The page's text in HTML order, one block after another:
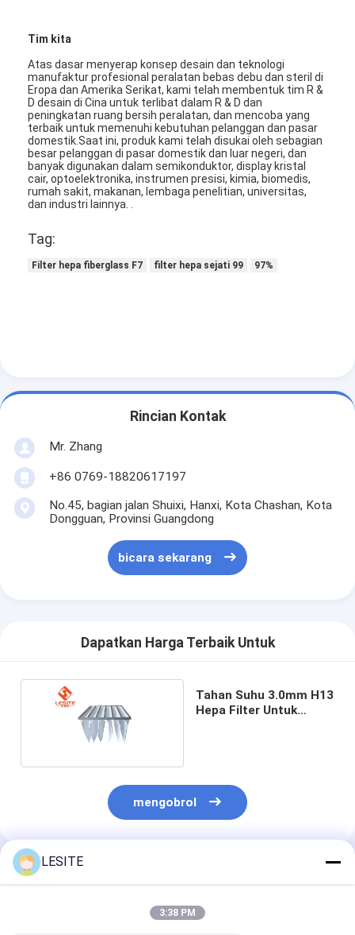
Tim kita
Atas dasar menyerap konsep desain dan teknologi
manufaktur profesional peralatan bebas debu dan steril di
Eropa dan Amerika Serikat, kami telah membentuk tim R &
D desain di Cina untuk terlibat dalam R & D dan
peningkatan ruang bersih peralatan, dan mencoba yang
terbaik untuk memenuhi kebutuhan pelanggan dan pasar
domestik.Saat ini, produk kami telah disukai oleh sebagian
besar pelanggan di pasar domestik dan luar negeri, dan
banyak digunakan dalam semikonduktor, display kristal
cair, optoelektronika, instrumen presisi, kimia, biomedis,
rumah sakit, makanan, lembaga penelitian, universitas,
dan industri lainnya. .
Tag:
Filter hepa fiberglass F7 filter hepa sejati 99 97%
Rincian Kontak
Mr. Zhang
+86 0769-18820617197
No.45, bagian jalan Shuixi, Hanxi, Kota Chashan, Kota
Dongguan, Provinsi Guangdong
bicara sekarang
Dapatkan Harga Terbaik Untuk
Tahan Suhu 3.0mm H13
Hepa Filter Untuk
mengobrol
Rekomendasi Produk
LESITE
3:38 PM